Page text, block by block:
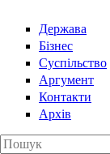
Держава
Бізнес
Суспільство
Аргумент
Контакти
Архів